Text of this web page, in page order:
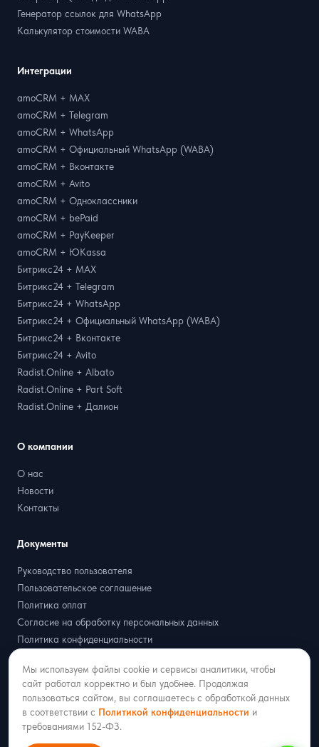
Интеграции
amoCRM + MAX
amoCRM + Telegram
amoCRM + WhatsApp
amoCRM + Официальный WhatsApp (WABA)
amoCRM + Вконтакте
amoCRM + Avito
amoCRM + Одноклассники
amoCRM + bePaid
amoCRM + PayKeeper
amoCRM + ЮKassa
Битрикс24 + MAX
Битрикс24 + Telegram
Битрикс24 + WhatsApp
Битрикс24 + Официальный WhatsApp (WABA)
Битрикс24 + Вконтакте
Битрикс24 + Avito
Radist.Online + Albato
Radist.Online + Part Soft
Radist.Online + Далион
Генератор ссылок для WhatsApp
Калькулятор стоимости WABA
О компании
О нас
Новости
Контакты
Документы
Руководство пользователя
Пользовательское соглашение
Политика оплат
Согласие на обработку персональных данных
Политика конфиденциальности
Партнёрская оферта
2018–2026 ООО «РАДИСТ ОНЛАЙН»
Мы используем файлы cookie и сервисы аналитики, чтобы
сайт работал корректно и был удобнее. Продолжая
пользоваться сайтом, вы соглашаетесь с обработкой данных
в соответствии с Политикой конфиденциальности и
требованиями 152-ФЗ.